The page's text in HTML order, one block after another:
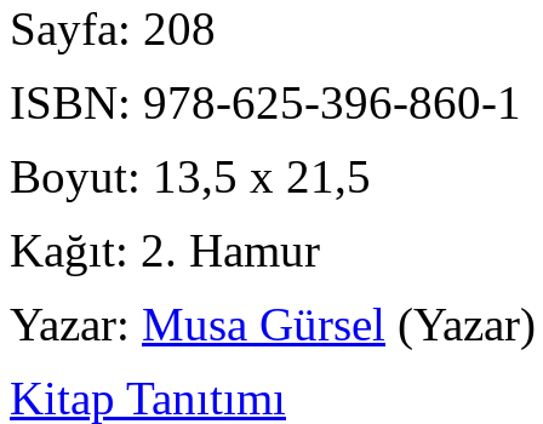
Sayfa: 208
ISBN: 978-625-396-860-1
Boyut: 13,5 x 21,5
Kağıt: 2. Hamur
Yazar: Musa Gürsel (Yazar)
Kitap Tanıtımı